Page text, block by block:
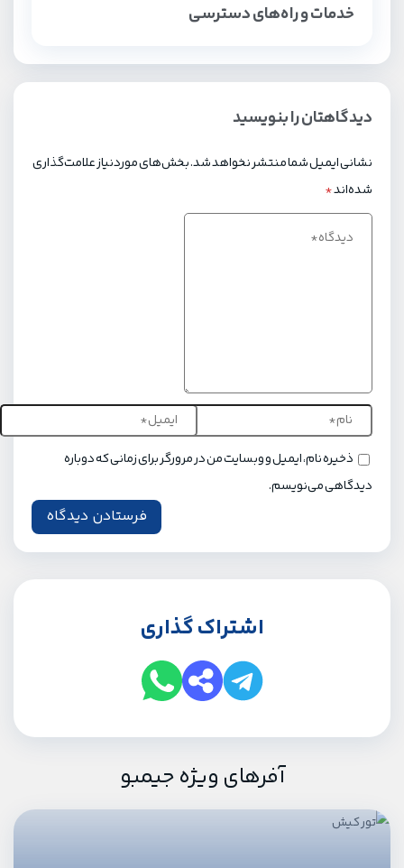
خدمات و راه‌های دسترسی
دیدگاهتان را بنویسید
نشانی ایمیل شما منتشر نخواهد شد.بخش‌های موردنیاز علامت‌گذاری
شده‌اند*
ذخیره نام، ایمیل و وبسایت من در مرورگر برای زمانی که دوباره
دیدگاهی می‌نویسم.
اشتراک گذاری
آفرهای ویژه جیمبو